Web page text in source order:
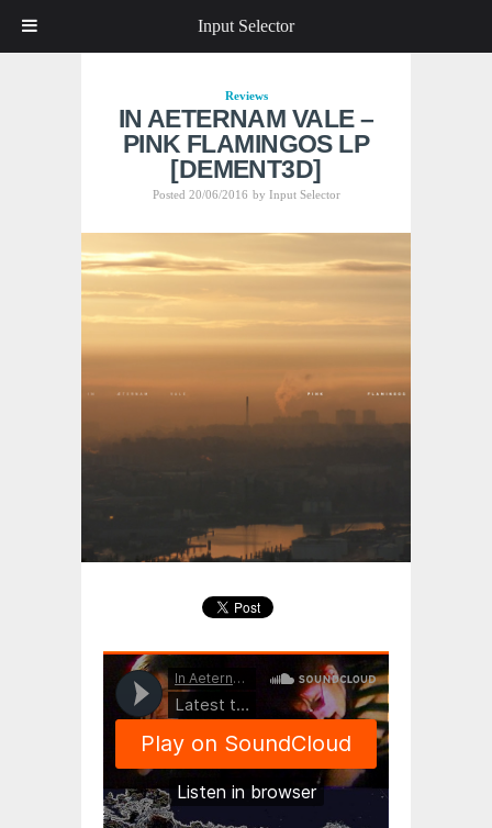
Reviews
IN AETERNAM VALE –
PINK FLAMINGOS LP
[DEMENT3D]
Posted 20/06/2016 by Input Selector
Input Selector